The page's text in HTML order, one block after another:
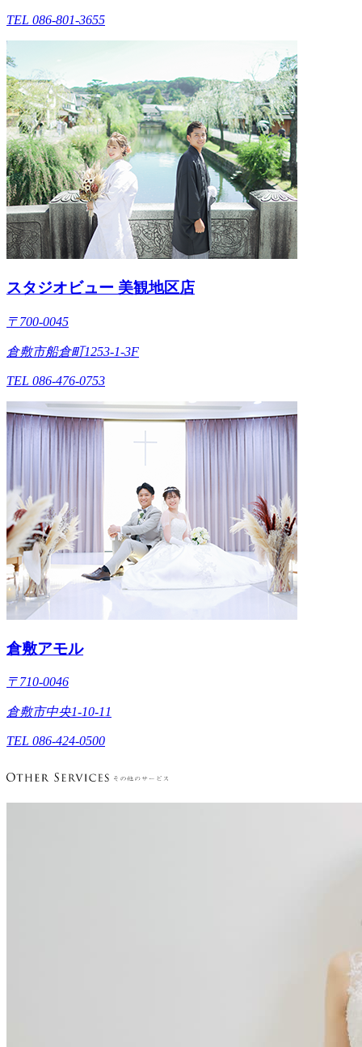
TEL 086-801-3655
スタジオビュー 美観地区店
〒700-0045
倉敷市船倉町1253-1-3F
TEL 086-476-0753
倉敷アモル
〒710-0046
倉敷市中央1-10-11
TEL 086-424-0500